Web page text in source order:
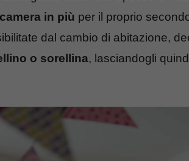
in più per il proprio
dal cambio di abitazione,
o sorellina, lasciandogli